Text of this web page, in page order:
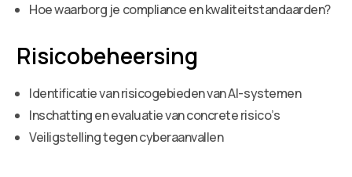
Hoe waarborg je compliance en kwaliteitstandaarden?
Risicobeheersing
Identificatie van risicogebieden van AI-systemen
Inschatting en evaluatie van concrete risico’s
Veiligstelling tegen cyberaanvallen